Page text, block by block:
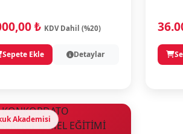
₺ KDV Dahil (%20)
Sepete Ekle Detaylar
Akademisi